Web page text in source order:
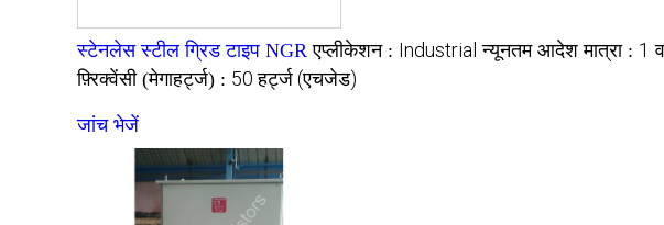
स्टेनलेस स्टील ग्रिड टाइप NGR एप्लीकेशन : Industrial न्यूनतम आदेश मात्रा : 1
फ़्रिक्वेंसी (मेगाहर्ट्ज) : 50 हर्ट्ज (एचजेड)
जांच भेजें